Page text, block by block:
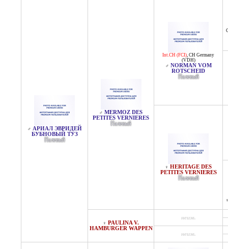
♂ АРИАЛ ЭВРИДЕЙ
БУБНОВЫЙ ТУЗ
Палевый
♂ MERMOZ DES
PETITES VERNIERES
Палевый
Int.CH (FCI), CH Germany
(VDH)
♂ NORMAN VOM
ROTSCHEID
Палевый
♀ HERITAGE DES
PETITES VERNIERES
Палевый
♀ PAULINA V.
HAMBURGER WAPPEN
неизв.
неизв.